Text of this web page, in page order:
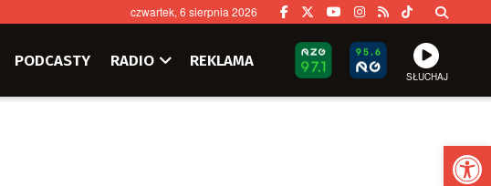
czwartek, 6 sierpnia 2026
PODCASTY RADIO REKLAMA
SŁUCHAJ